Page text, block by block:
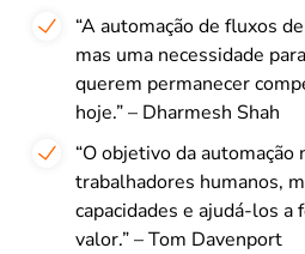
“A automação de fluxos
mas uma necessidade
querem permanecer
hoje.” – Dharmesh Shah
“O objetivo da
trabalhadores humanos,
capacidades e ajudá-los
valor.” – Tom Davenport